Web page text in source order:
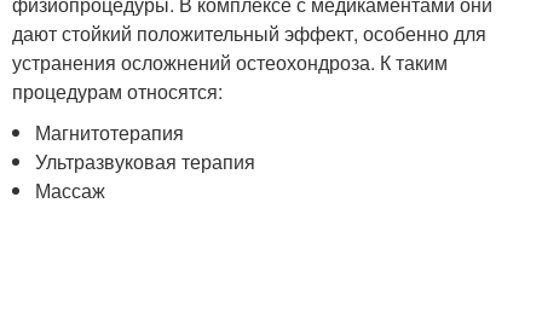
дают стойкий положительный эффект, особенно для
устранения осложнений остеохондроза. К таким
процедурам относятся:
Магнитотерапия
Ультразвуковая терапия
Массаж